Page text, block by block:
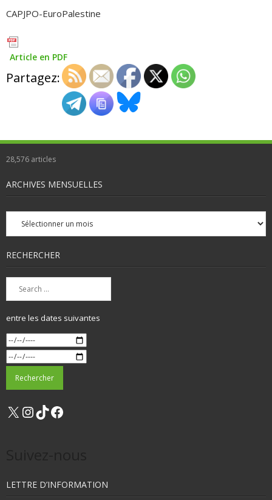
CAPJPO-EuroPalestine
Article en PDF
Partagez:
28,576 articles
ARCHIVES MENSUELLES
Archives
mensuelles
RECHERCHER
entre les dates suivantes
X Instagram
TikTok
LETTRE D’INFORMATION